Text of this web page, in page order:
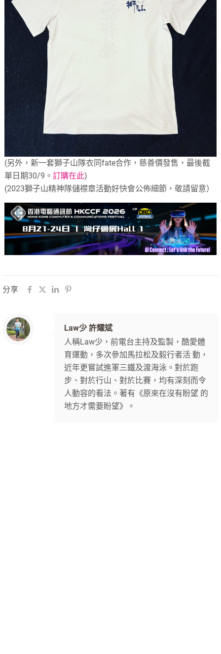
(另外，新一套獅子山隊衣同fate合作，慈善價發售，最後截
單日期30/9。訂購在此)
(2023獅子山精神隊儲襟章活動好快會公佈細節，敬請留意）
分享
Law少 許耀斌
人稱Law少，前電台主持及監製，酷愛體
育運動，多次參加馬拉松及毅行者活 動，
近年更嘗試進軍三鐵及渡海泳。對於跑
步、對於行山、對於比賽，均有深刻而令
人動容的看法。著有《原來在沒有盼望 的
地方才需要盼望》。